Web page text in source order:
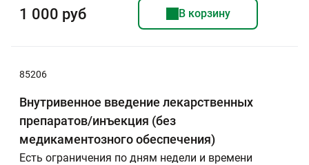
1 000 руб В корзину
85206
Внутривенное введение лекарственных
препаратов/инъекция (без
медикаментозного обеспечения)
Есть ограничения по дням недели и времени